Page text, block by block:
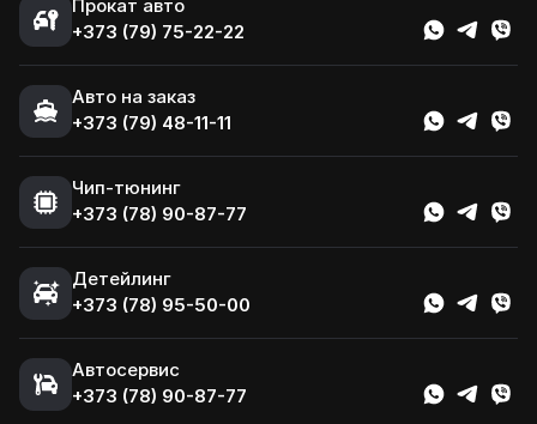
Прокат авто
+373 (79) 75-22-22
Авто на заказ
+373 (79) 48-11-11
Чип-тюнинг
+373 (78) 90-87-77
Детейлинг
+373 (78) 95-50-00
Автосервис
+373 (78) 90-87-77